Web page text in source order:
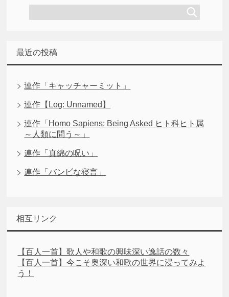
最近の投稿
連作「キャッチャーミット」
連作【Log: Unnamed】
連作「Homo Sapiens: Being Asked ヒト科ヒト属
～人類に問う～」
連作「真綿の呪い」
連作「バンビな寝言」
相互リンク
【百人一首】歌人や和歌の興味深い逸話の数々
【百人一首】今こそ奥深い和歌の世界に浸ってみよ
う！